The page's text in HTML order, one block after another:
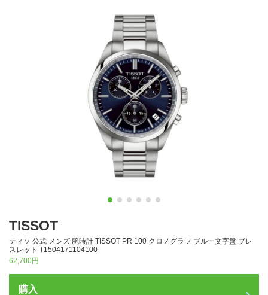
TISSOT
ティソ 公式 メンズ 腕時計 TISSOT PR 100 クロノグラフ ブルー文字盤 ブレ
スレット T1504171104100
62,700円
購入